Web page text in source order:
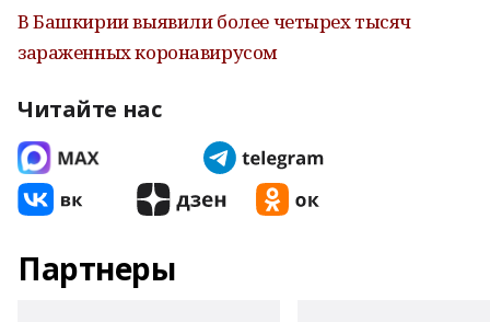
В Башкирии выявили более четырех тысяч
зараженных коронавирусом
Читайте нас
Партнеры